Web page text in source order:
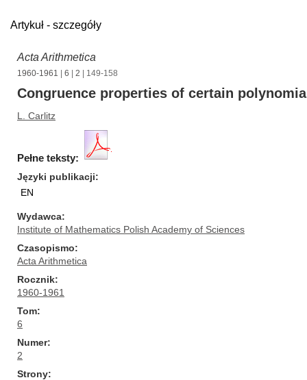
Artykuł - szczegóły
Acta Arithmetica
1960-1961 6 2 | 149-158
Congruence properties of certain
L. Carlitz
Pełne teksty:
Języki publikacji
EN
Wydawca
Institute of Mathematics Polish Academy of Sciences
Czasopismo
Acta Arithmetica
Rocznik
1960-1961
Tom
6
Numer
2
Strony